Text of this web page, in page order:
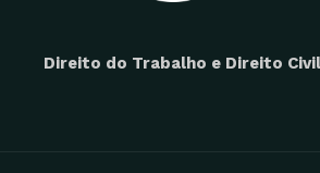
Direito do Trabalho e Direito Civil